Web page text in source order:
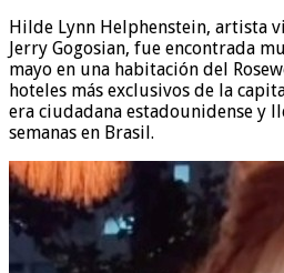
Hilde Lynn Helphenstein, artista
Jerry Gogosian, fue encontrada
mayo en una habitación del
hoteles más exclusivos de la
era ciudadana estadounidense y
semanas en Brasil.